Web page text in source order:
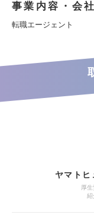
事業内容・会
転職エージェント
ヤマトヒ
厚
紹